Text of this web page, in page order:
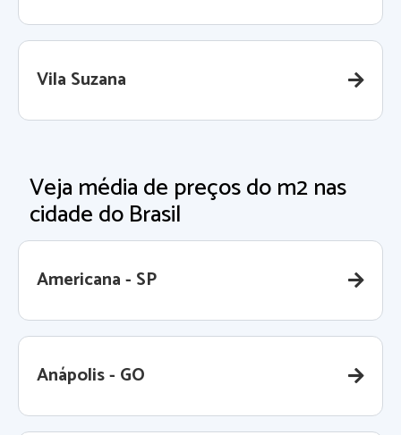
Vila Suzana
Veja média de preços do m2 nas
cidade do Brasil
Americana - SP
Anápolis - GO